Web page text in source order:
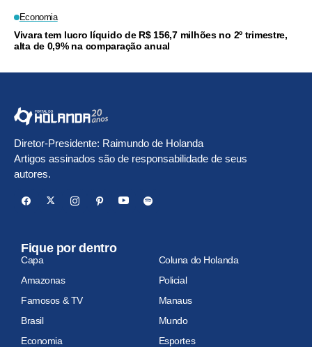
Economia
Vivara tem lucro líquido de R$ 156,7 milhões no 2º trimestre,
alta de 0,9% na comparação anual
Diretor-Presidente: Raimundo de Holanda
Artigos assinados são de responsabilidade de seus
autores.
Fique por dentro
Capa
Coluna do Holanda
Amazonas
Policial
Famosos & TV
Manaus
Brasil
Mundo
Economia
Esportes